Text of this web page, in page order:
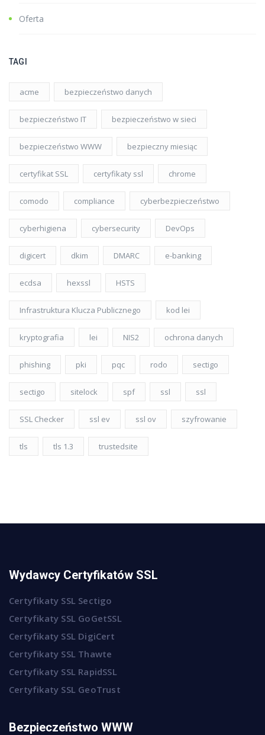
Oferta
TAGI
acme bezpieczeństwo danych
bezpieczeństwo IT bezpieczeństwo w sieci
bezpieczeństwo WWW bezpieczny miesiąc
certyfikat SSL certyfikaty ssl chrome
comodo compliance cyberbezpieczeństwo
cyberhigiena cybersecurity DevOps
digicert dkim DMARC e-banking
ecdsa hexssl HSTS
Infrastruktura Klucza Publicznego kod lei
kryptografia lei NIS2 ochrona danych
phishing pki pqc rodo sectigo
sectigo sitelock spf ssl ssl
SSL Checker ssl ev ssl ov szyfrowanie
tls tls 1.3 trustedsite
Wydawcy Certyfikatów SSL
Certyfikaty SSL Sectigo
Certyfikaty SSL GoGetSSL
Certyfikaty SSL DigiCert
Certyfikaty SSL Thawte
Certyfikaty SSL RapidSSL
Certyfikaty SSL GeoTrust
Bezpieczeństwo WWW